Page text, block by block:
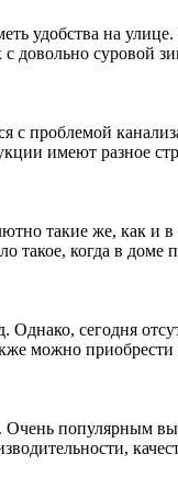
удобства на
суровой
с проблемой
имеют разное
такие же, как и в
когда в доме
сегодня
можно
популярным